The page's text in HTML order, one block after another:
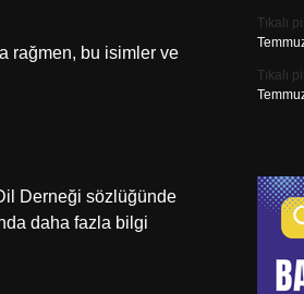
rağmen, bu isimler ve
Derneği sözlüğünde
daha fazla bilgi
Tıkalı
Tıkalı